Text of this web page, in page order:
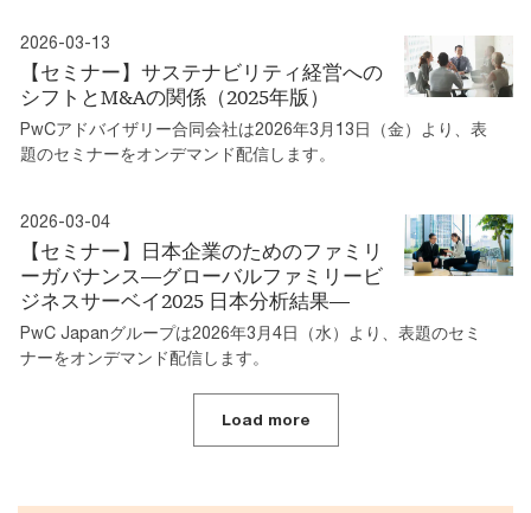
2026-03-13
【セミナー】サステナビリティ経営への
シフトとM&Aの関係（2025年版）
PwCアドバイザリー合同会社は2026年3月13日（金）より、表
題のセミナーをオンデマンド配信します。
2026-03-04
【セミナー】日本企業のためのファミリ
ーガバナンス―グローバルファミリービ
ジネスサーベイ2025 日本分析結果―
PwC Japanグループは2026年3月4日（水）より、表題のセミ
ナーをオンデマンド配信します。
Load more